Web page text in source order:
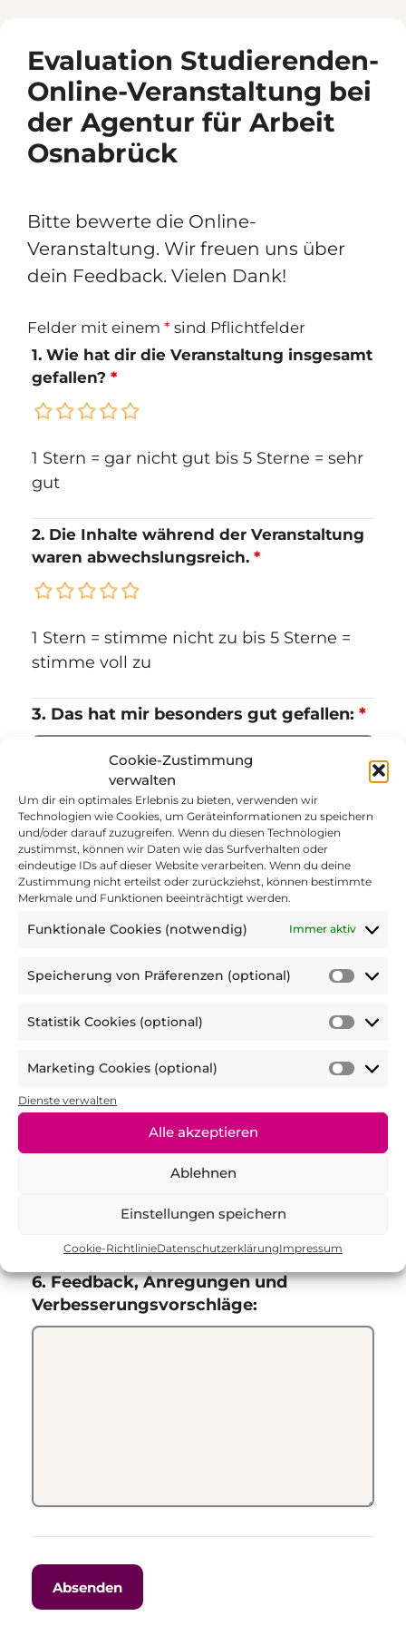
Cookie-Zustimmung
verwalten
Um dir ein optimales Erlebnis zu bieten, verwenden wir
Technologien wie Cookies, um Geräteinformationen zu speichern
und/oder darauf zuzugreifen. Wenn du diesen Technologien
zustimmst, können wir Daten wie das Surfverhalten oder
eindeutige IDs auf dieser Website verarbeiten. Wenn du deine
Zustimmung nicht erteilst oder zurückziehst, können bestimmte
Merkmale und Funktionen beeinträchtigt werden.
Funktionale Cookies (notwendig) Immer aktiv
Speicherung von Präferenzen (optional)
Statistik Cookies (optional)
Marketing Cookies (optional)
Dienste verwalten
Alle akzeptieren
Ablehnen
Einstellungen speichern
Cookie-RichtlinieDatenschutzerklärungImpressum
springen
Evaluation Studierenden-
Online-Veranstaltung bei
der Agentur für Arbeit
Osnabrück
Bitte bewerte die Online-
Veranstaltung. Wir freuen uns über
dein Feedback. Vielen Dank!
Felder mit einem * sind Pflichtfelder
1. Wie hat dir die Veranstaltung insgesamt
gefallen? *
1 Stern = gar nicht gut bis 5 Sterne = sehr
gut
2. Die Inhalte während der Veranstaltung
waren abwechslungsreich. *
1 Stern = stimme nicht zu bis 5 Sterne =
stimme voll zu
3. Das hat mir besonders gut gefallen: *
und kompetent.*
1 Stern = stimme nicht zu bis 5 Sterne =
5. Ich würde mir mehr solcher Angebote
6. Feedback, Anregungen und
Verbesserungsvorschläge: